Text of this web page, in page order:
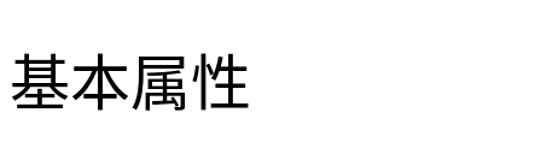
基本属性